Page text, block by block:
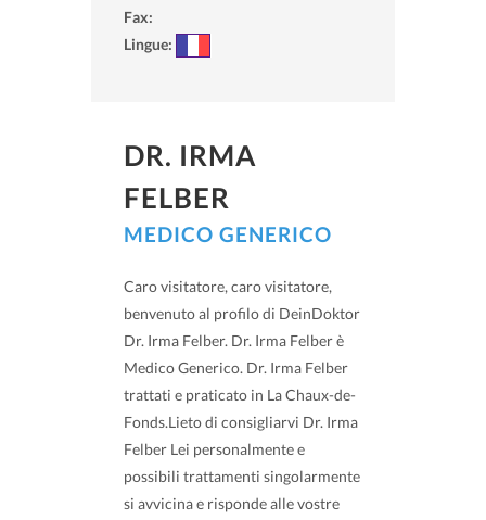
Fax:
Lingue:
DR. IRMA
FELBER
MEDICO GENERICO
Caro visitatore, caro visitatore,
benvenuto al profilo di DeinDoktor
Dr. Irma Felber. Dr. Irma Felber è
Medico Generico. Dr. Irma Felber
trattati e praticato in La Chaux-de-
Fonds.Lieto di consigliarvi Dr. Irma
Felber Lei personalmente e
possibili trattamenti singolarmente
si avvicina e risponde alle vostre